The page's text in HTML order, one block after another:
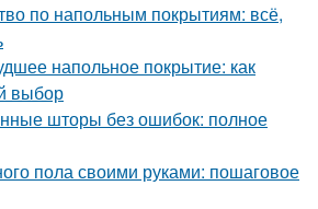
по напольным покрытиям: всё,
напольное покрытие: как
выбор
шторы без ошибок: полное
пола своими руками: пошаговое